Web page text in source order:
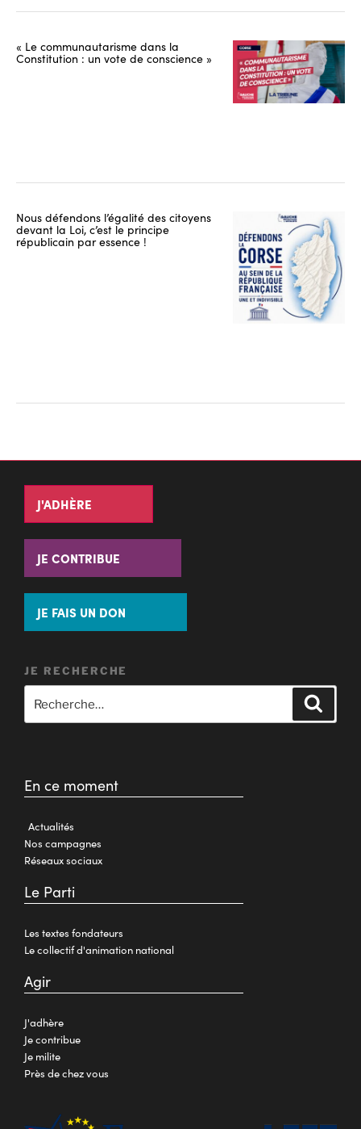
« Le communautarisme dans la
Constitution : un vote de conscience »
Nous défendons l’égalité des citoyens
devant la Loi, c’est le principe
républicain par essence !
J'ADHÈRE
JE CONTRIBUE
JE FAIS UN DON
JE RECHERCHE
En ce moment
Actualités
Nos campagnes
Réseaux sociaux
Le Parti
Les textes fondateurs
Le collectif d'animation national
Agir
J'adhère
Je contribue
Je milite
Près de chez vous